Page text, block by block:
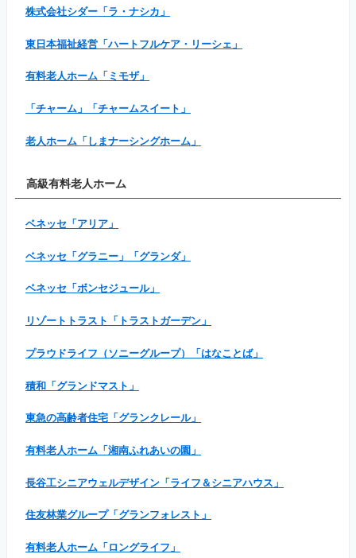
株式会社シダー「ラ・ナシカ」
東日本福祉経営「ハートフルケア・リーシェ」
有料老人ホーム「ミモザ」
「チャーム」「チャームスイート」
老人ホーム「しまナーシングホーム」
高級有料老人ホーム
ベネッセ「アリア」
ベネッセ「グラニー」「グランダ」
ベネッセ「ボンセジュール」
リゾートトラスト「トラストガーデン」
プラウドライフ（ソニーグループ）「はなことば」
積和「グランドマスト」
東急の高齢者住宅「グランクレール」
有料老人ホーム「湘南ふれあいの園」
長谷工シニアウェルデザイン「ライフ＆シニアハウス」
住友林業グループ「グランフォレスト」
有料老人ホーム「ロングライフ」